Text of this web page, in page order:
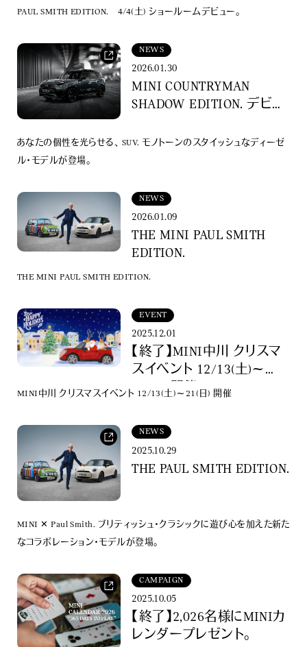
ー。
PAUL SMITH EDITION. 4/4(土) ショールームデビュー。
NEWS
2026.01.30
MINI COUNTRYMAN
SHADOW EDITION. デビュ
あなたの個性を光らせる、 SUV. モノトーンのスタイッシュなディーゼ
ル・モデルが登場。
NEWS
2026.01.09
THE MINI PAUL SMITH
EDITION.
THE MINI PAUL SMITH EDITION.
EVENT
2025.12.01
【終了】MINI中川 クリスマ
スイベント 12/13(土)～
21(日) 開催
MINI中川 クリスマスイベント 12/13(土)～21(日) 開催
NEWS
2025.10.29
THE PAUL SMITH EDITION.
MINI ✕ Paul Smith. ブリティッシュ・クラシックに遊び心を加えた新た
なコラボレーション・モデルが登場。
CAMPAIGN
2025.10.05
【終了】2,026名様にMINIカ
レンダープレゼント。